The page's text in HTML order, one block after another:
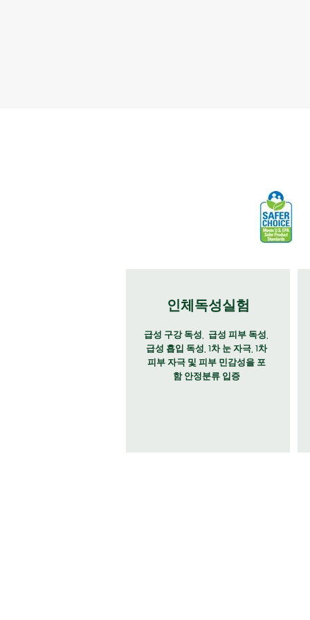
인체독성실험
급성 구강 독성, 급성 피부 독성,
급성 흡입 독성, 1차 눈 자극, 1차
피부 자극 및 피부 민감성을 포
함 안정분류 입증